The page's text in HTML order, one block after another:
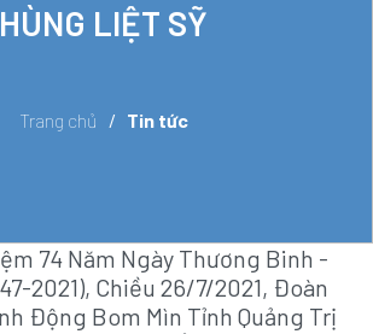
HÙNG LIỆT SỸ
Trang chủ / Tin tức
74 Năm Ngày Thương Binh -
2021), Chiều 26/7/2021, Đoàn
Động Bom Mìn Tỉnh Quảng Trị